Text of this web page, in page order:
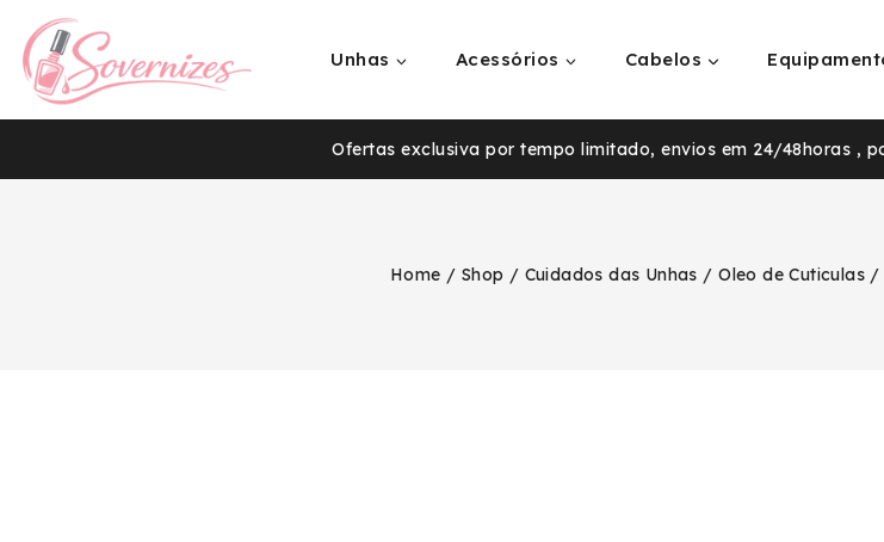
Unhas Acessórios Cabelos
Ofertas exclusiva por tempo limitado, envios em 24/48horas ,
Home / Shop / Cuidados das Unhas / Oleo de Cuticulas /